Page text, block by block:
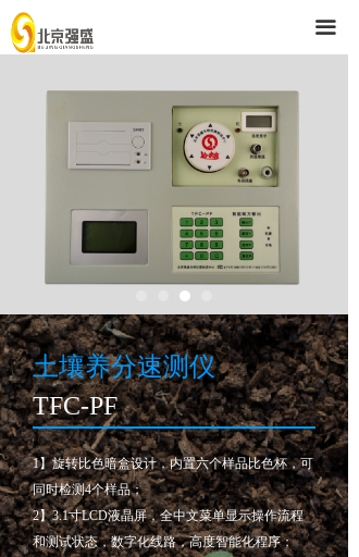
끀
首页
产品与服务
技术支持
土壤养分速测仪
TFC-PF
1】旋转比色暗盒设计，内置六个样品比色杯，可
同时检测4个样品；
2】3.1寸LCD液晶屏，全中文菜单显示操作流程
和测试状态，数字化线路，高度智能化程序；